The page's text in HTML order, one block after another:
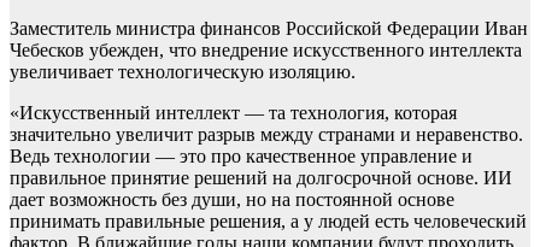
Заместитель министра финансов Российской Федерации Иван
Чебесков убежден, что внедрение искусственного интеллекта
увеличивает технологическую изоляцию.
«Искусственный интеллект — та технология, которая
значительно увеличит разрыв между странами и неравенство.
Ведь технологии — это про качественное управление и
правильное принятие решений на долгосрочной основе. ИИ
дает возможность без души, но на постоянной основе
принимать правильные решения, а у людей есть человеческий